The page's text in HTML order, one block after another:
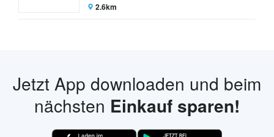
2.6km
Jetzt App downloaden und beim
nächsten Einkauf sparen!